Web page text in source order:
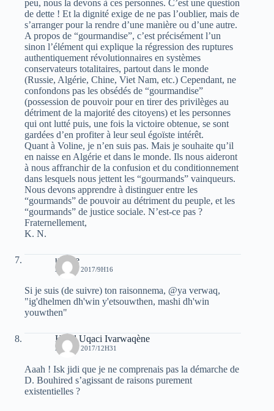
peu, nous la devons à ces personnes. C’est une question
de dette ! Et la dignité exige de ne pas l’oublier, mais de
s’arranger pour la rendre d’une manière ou d’une autre.
A propos de “gourmandise”, c’est précisément l’un
sinon l’élément qui explique la régression des ruptures
authentiquement révolutionnaires en systèmes
conservateurs totalitaires, partout dans le monde
(Russie, Algérie, Chine, Viet Nam, etc.) Cependant, ne
confondons pas les obsédés de “gourmandise”
(possession de pouvoir pour en tirer des privilèges au
détriment de la majorité des citoyens) et les personnes
qui ont lutté puis, une fois la victoire obtenue, se sont
gardées d’en profiter à leur seul égoïste intérêt.
Quant à Voline, je n’en suis pas. Mais je souhaite qu’il
en naisse en Algérie et dans le monde. Ils nous aideront
à nous affranchir de la confusion et du conditionnement
dans lesquels nous jettent les “gourmands” vainqueurs.
Nous devons apprendre à distinguer entre les
“gourmands” de pouvoir au détriment du peuple, et les
“gourmands” de justice sociale. N’est-ce pas ?
Fraternellement,
K. N.
urfane
29 JUIN 2017/9H16
Si je suis (de suivre) ton raisonnema, @ya verwaq,
"ig'dhelmen dh'win y'etsouwthen, mashi dh'win
youwthen"
Hend Uqaci Ivarwaqène
29 JUIN 2017/12H31
Aaah ! Isk jidi que je ne comprenais pas la démarche de
D. Bouhired s’agissant de raisons purement
existentielles ?